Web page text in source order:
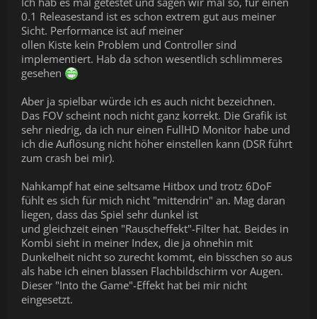
0.1 Releasestand ist es schon extrem gut aus meiner
Sicht. Performance ist auf meiner
ollen Kiste kein Problem und Controller sind
implementiert. Hab da schon wesentlich schlimmeres
gesehen
Aber ja spielbar würde ich es auch nicht bezeichnen.
Das FOV scheint noch nicht ganz korrekt. Die Grafik ist
sehr niedrig, da ich nur einen FullHD Monitor habe und
ich die Auflösung nicht höher einstellen kann (DSR führt
zum crash bei mir).
Nahkampf hat eine seltsame Hitbox und trotz 6DoF
fühlt es sich für mich nicht "mittendrin" an. Mag daran
liegen, dass das Spiel sehr dunkel ist
und gleichzeit einen "Rauscheffekt"-Filter hat. Beides in
Kombi sieht in meiner Index, die ja ohnehin mit
Dunkelheit nicht so zurecht kommt, ein bisschen so aus
als habe ich einen blassen Flachbildschirm vor Augen.
Dieser "Into the Game"-Effekt hat bei mir nicht
eingesetzt.